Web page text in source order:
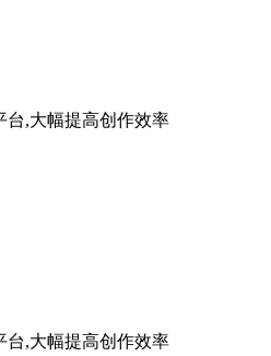
台,大幅提高创作效率
台,大幅提高创作效率